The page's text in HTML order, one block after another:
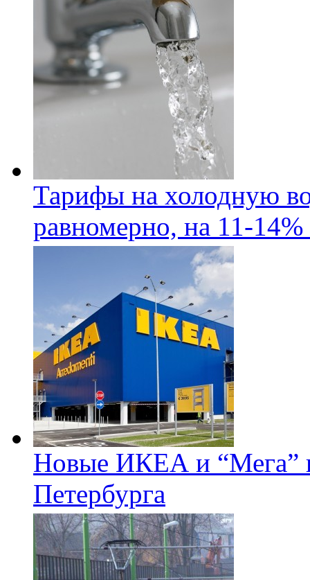
Тарифы на холодную
равномерно, на 11-14%
Новые ИКЕА и “Мега”
Петербурга